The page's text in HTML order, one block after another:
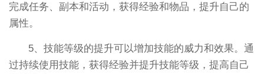
完成任务、副本和活动，获得经验和物品，提升自己的
属性。
5、技能等级的提升可以增加技能的威力和效果。通
过持续使用技能，获得经验并提升技能等级，提高自己